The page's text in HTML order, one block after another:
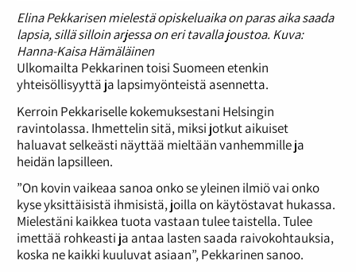
Elina Pekkarisen mielestä opiskeluaika on paras aika saada
lapsia, sillä silloin arjessa on eri tavalla joustoa. Kuva:
Hanna-Kaisa Hämäläinen
Ulkomailta Pekkarinen toisi Suomeen etenkin
yhteisöllisyyttä ja lapsimyönteistä asennetta.
Kerroin Pekkariselle kokemuksestani Helsingin
ravintolassa. Ihmettelin sitä, miksi jotkut aikuiset
haluavat selkeästi näyttää mieltään vanhemmille ja
heidän lapsilleen.
”On kovin vaikeaa sanoa onko se yleinen ilmiö vai onko
kyse yksittäisistä ihmisistä, joilla on käytöstavat hukassa.
Mielestäni kaikkea tuota vastaan tulee taistella. Tulee
imettää rohkeasti ja antaa lasten saada raivokohtauksia,
koska ne kaikki kuuluvat asiaan”, Pekkarinen sanoo.